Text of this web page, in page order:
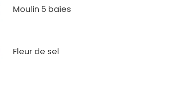
Moulin 5 baies
Fleur de sel